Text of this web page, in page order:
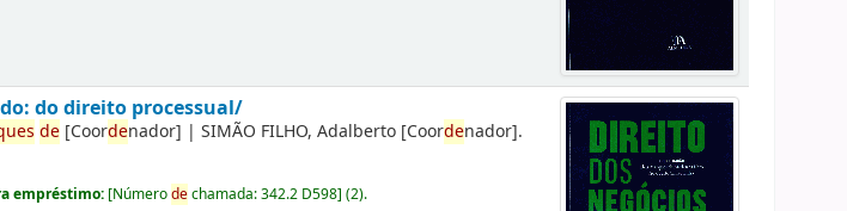
do direito processual/
de [Coordenador] |SIMÃO FILHO, Adalberto [Coordenador].
empréstimo: [Númerodechamada:342.2 D598](2).